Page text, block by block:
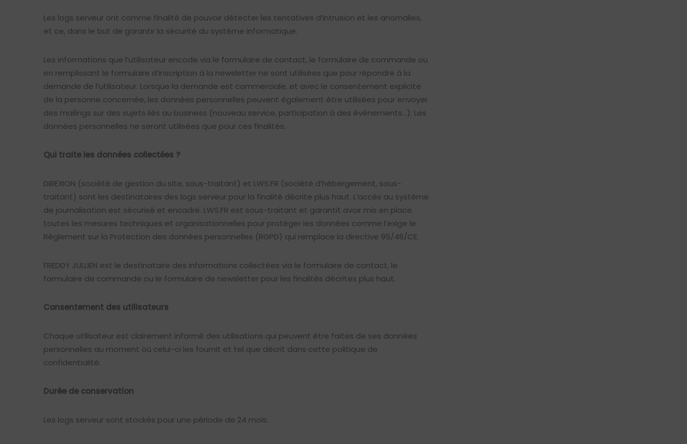
Les logs serveur ont comme finalité de pouvoir détecter les tentatives d’intrusion et les anomalies,
et ce, dans le but de garantir la sécurité du système informatique.
Les informations que l’utilisateur encode via le formulaire de contact, le formulaire de commande ou
en remplissant le formulaire d’inscription à la newsletter ne sont utilisées que pour répondre à la
demande de l’utilisateur. Lorsque la demande est commerciale, et avec le consentement explicite
de la personne concernée, les données personnelles peuvent également être utilisées pour envoyer
des mailings sur des sujets liés au business (nouveau service, participation à des événements…). Les
données personnelles ne seront utilisées que pour ces finalités.
Qui traite les données collectées ?
DIREXION (société de gestion du site, sous-traitant) et LWS.FR (société d’hébergement, sous-
traitant) sont les destinataires des logs serveur pour la finalité décrite plus haut. L’accès au système
de journalisation est sécurisé et encadré. LWS.FR est sous-traitant et garantit avoir mis en place
toutes les mesures techniques et organisationnelles pour protéger les données comme l’exige le
Règlement sur la Protection des données personnelles (RGPD) qui remplace la directive 95/46/CE.
FREDDY JULLIEN est le destinataire des informations collectées via le formulaire de contact, le
formulaire de commande ou le formulaire de newsletter pour les finalités décrites plus haut.
Consentement des utilisateurs
Chaque utilisateur est clairement informé des utilisations qui peuvent être faites de ses données
personnelles au moment où celui-ci les fournit et tel que décrit dans cette politique de
confidentialité.
Durée de conservation
Les logs serveur sont stockés pour une période de 24 mois.